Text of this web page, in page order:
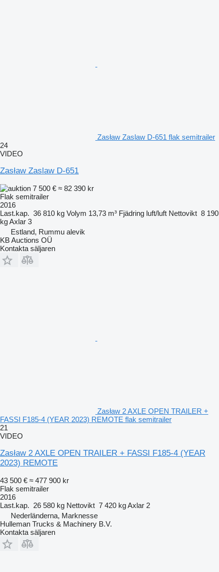
Zasław Zaslaw D-651 flak semitrailer
24
VIDEO
Zasław Zaslaw D-651
7 500 € ≈ 82 390 kr
Flak semitrailer
2016
Last.kap. 36 810 kg Volym 13,73 m³ Fjädring luft/luft Nettovikt 8 190
kgAxlar 3
Estland, Rummu alevik
KB Auctions OÜ
Kontakta säljaren
Zasław 2 AXLE OPEN TRAILER +
FASSI F185-4 (YEAR 2023) REMOTE flak semitrailer
21
VIDEO
Zasław 2 AXLE OPEN TRAILER + FASSI F185-4 (YEAR
2023) REMOTE
43 500 € ≈ 477 900 kr
Flak semitrailer
2016
Last.kap. 26 580 kg Nettovikt 7 420 kgAxlar 2
Nederländerna, Marknesse
Hulleman Trucks & Machinery B.V.
Kontakta säljaren